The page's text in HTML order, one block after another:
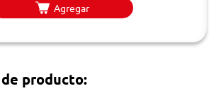
Agregar
producto: